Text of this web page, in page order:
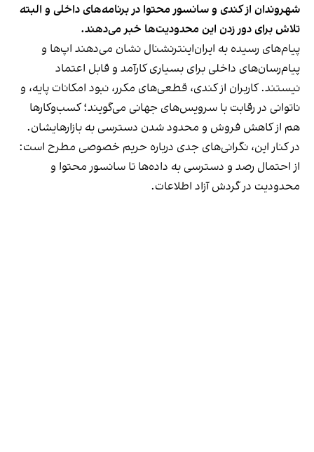
شهروندان از کندی و سانسور محتوا در برنامه‌های داخلی و البته
تلاش برای دور زدن این محدودیت‌ها خبر می‌دهند.
پیام‌های رسیده به ایران‌اینترنشنال نشان می‌دهند اپ‌ها و
پیام‌رسان‌های داخلی برای بسیاری کارآمد و قابل اعتماد
نیستند. کاربران از کندی، قطعی‌های مکرر، نبود امکانات پایه، و
ناتوانی در رقابت با سرویس‌های جهانی می‌گویند؛ کسب‌وکارها
هم از کاهش فروش و محدود شدن دسترسی به بازارهایشان.
در کنار این، نگرانی‌های جدی درباره حریم خصوصی مطرح است:
از احتمال رصد و دسترسی به داده‌ها تا سانسور محتوا و
محدودیت در گردش آزاد اطلاعات.